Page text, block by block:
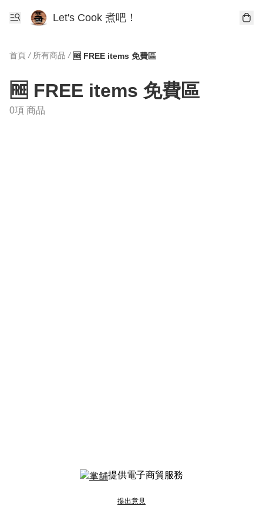
Let's Cook 煮吧！
首頁 / 所有商品 / 🆓 FREE items 免費區
🆓 FREE items 免費區
0項 商品
提供電子商貿服務
提出意見